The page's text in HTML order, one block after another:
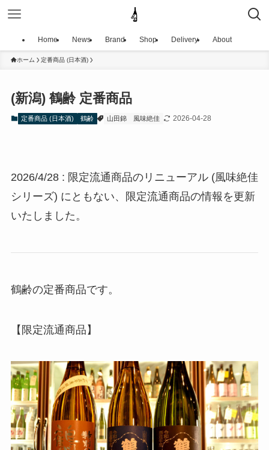
Home News Brand Shop Delivery About
ホーム 定番商品 (日本酒)
(新潟) 鶴齢 定番商品
定番商品 (日本酒) 鶴齢 山田錦 風味絶佳 2026-04-28
2026/4/28 : 限定流通商品のリニューアル (風味絶佳
シリーズ) にともない、限定流通商品の情報を更新
いたしました。
鶴齢の定番商品です。
【限定流通商品】